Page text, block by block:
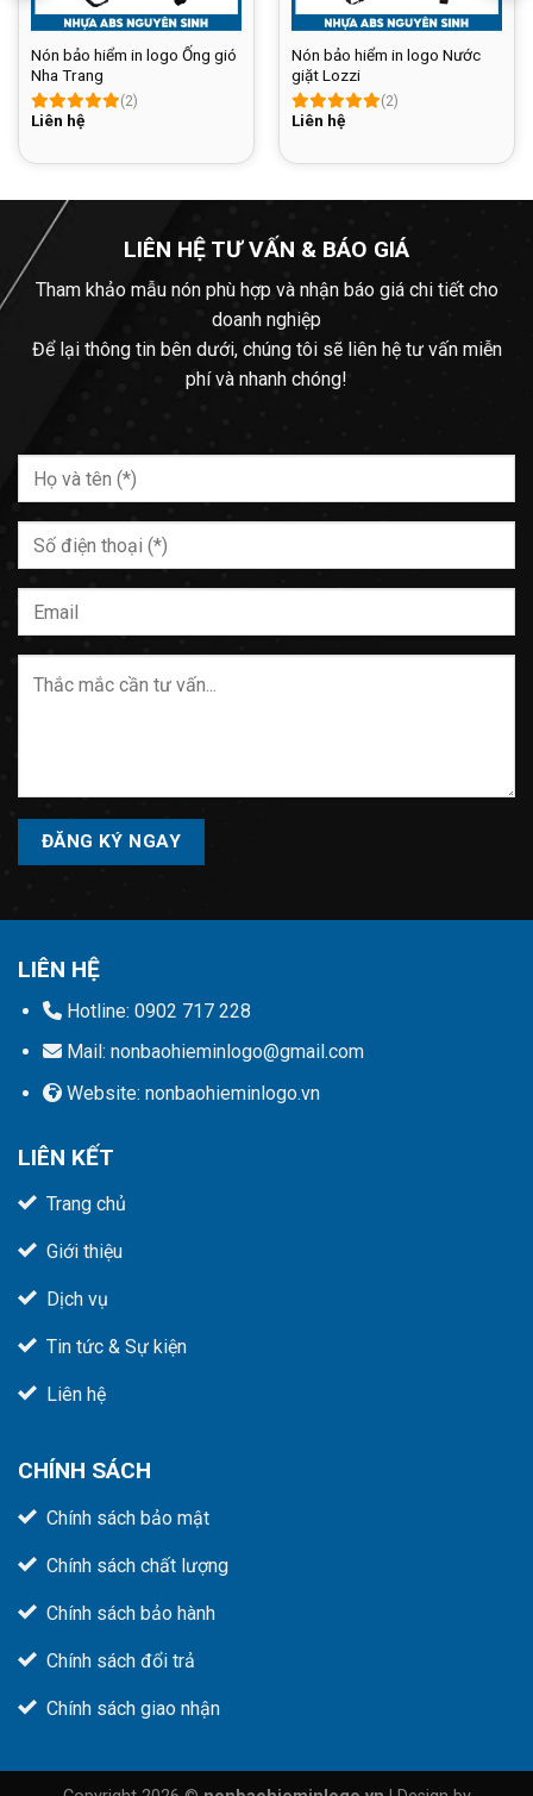
Nón bảo hiểm in logo Ống gió
Nha Trang
(2)
Liên hệ
Nón bảo hiểm in logo Nước
giặt Lozzi
(2)
Liên hệ
LIÊN HỆ TƯ VẤN & BÁO GIÁ
Tham khảo mẫu nón phù hợp và nhận báo giá chi tiết cho
doanh nghiệp
Để lại thông tin bên dưới, chúng tôi sẽ liên hệ tư vấn miễn
phí và nhanh chóng!
Please
LIÊN HỆ
Hotline: 0902 717 228
Mail: nonbaohieminlogo@gmail.com
Website: nonbaohieminlogo.vn
LIÊN KẾT
Trang chủ
Giới thiệu
Dịch vụ
Tin tức & Sự kiện
Liên hệ
CHÍNH SÁCH
Chính sách bảo mật
Chính sách chất lượng
Chính sách bảo hành
Chính sách đổi trả
Chính sách giao nhận